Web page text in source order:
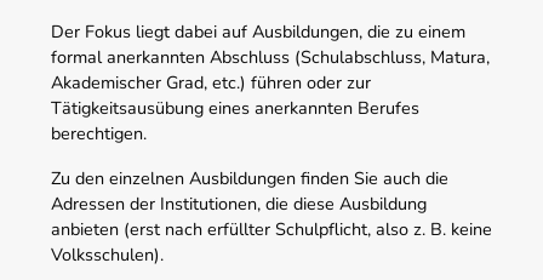
Der Fokus liegt dabei auf Ausbildungen, die zu einem
formal anerkannten Abschluss (Schulabschluss, Matura,
Akademischer Grad, etc.) führen oder zur
Tätigkeitsausübung eines anerkannten Berufes
berechtigen.
Zu den einzelnen Ausbildungen finden Sie auch die
Adressen der Institutionen, die diese Ausbildung
anbieten (erst nach erfüllter Schulpflicht, also z. B. keine
Volksschulen).